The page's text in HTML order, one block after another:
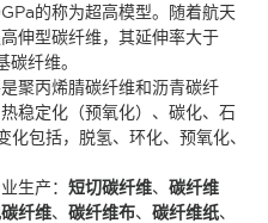
的称为超高模型。随着航天
伸型碳纤维，其延伸率大于
纤维。
丙烯腈碳纤维和沥青碳纤
稳定化（预氧化）、碳化、石
包括，脱氢、环化、预氧化、
生产： 短切碳纤维、 碳纤维
纤维、 碳纤维布、 碳纤维纸、